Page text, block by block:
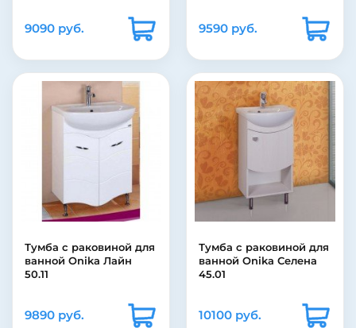
9090 руб. 9590 руб.
Тумба с раковиной для
ванной Onika Лайн
50.11
9890 руб.
Тумба с раковиной для
ванной Onika Селена
45.01
10100 руб.